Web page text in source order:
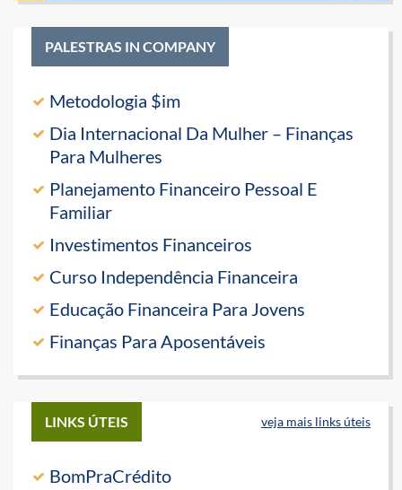
PALESTRAS IN COMPANY
Metodologia $im
Dia Internacional Da Mulher – Finanças
Para Mulheres
Planejamento Financeiro Pessoal E
Familiar
Investimentos Financeiros
Curso Independência Financeira
Educação Financeira Para Jovens
Finanças Para Aposentáveis
LINKS ÚTEIS veja mais links úteis
BomPraCrédito